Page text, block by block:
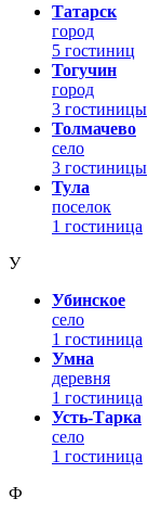
Татарск
город
5 гостиниц
Тогучин
город
3 гостиницы
Толмачево
село
3 гостиницы
Тула
поселок
1 гостиница
У
Убинское
село
1 гостиница
Умна
деревня
1 гостиница
Усть-Тарка
село
1 гостиница
Ф